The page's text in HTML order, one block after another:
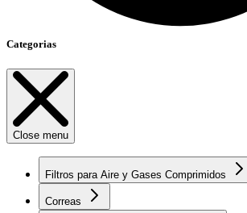
Categorias
Close menu
Filtros para Aire y Gases Comprimidos
Correas